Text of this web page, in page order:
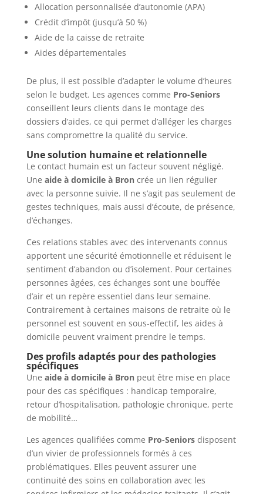
Allocation personnalisée d’autonomie (APA)
Crédit d’impôt (jusqu’à 50 %)
Aide de la caisse de retraite
Aides départementales
De plus, il est possible d’adapter le volume d’heures
selon le budget. Les agences comme Pro-Seniors
conseillent leurs clients dans le montage des
dossiers d’aides, ce qui permet d’alléger les charges
sans compromettre la qualité du service.
Une solution humaine et relationnelle
Le contact humain est un facteur souvent négligé.
Une aide à domicile à Broncrée un lien régulier
avec la personne suivie. Il ne s’agit pas seulement de
gestes techniques, mais aussi d’écoute, de présence,
d’échanges.
Ces relations stables avec des intervenants connus
apportent une sécurité émotionnelle et réduisent le
sentiment d’abandon ou d’isolement. Pour certaines
personnes âgées, ces échanges sont une bouffée
d’air et un repère essentiel dans leur semaine.
Contrairement à certaines maisons de retraite où le
personnel est souvent en sous-effectif, les aides à
domicile peuvent vraiment prendre le temps.
Des profils adaptés pour des pathologies
spécifiques
Une aide à domicile à Bronpeut être mise en place
pour des cas spécifiques : handicap temporaire,
retour d’hospitalisation, pathologie chronique, perte
de mobilité…
Les agences qualifiées comme Pro-Seniorsdisposent
d’un vivier de professionnels formés à ces
problématiques. Elles peuvent assurer une
continuité des soins en collaboration avec les